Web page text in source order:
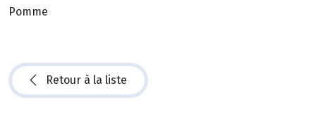
Pomme
Retour à la liste